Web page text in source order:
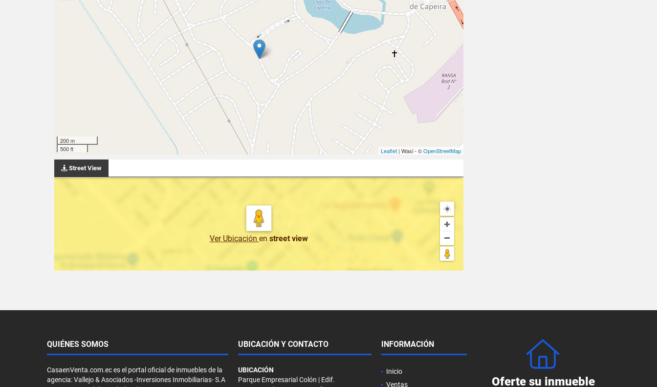
200 m
500 ft
Leaflet| Wasi - ©OpenStreetMap
Street View
Ver Ubicación en street view
QUIÉNES SOMOS
CasaenVenta.com.ec es el portal oficial de inmuebles de la
agencia: Vallejo & Asociados -Inversiones Inmobiliarias- S.A
UBICACIÓN Y CONTACTO
UBICACIÓN
Parque Empresarial Colón | Edif.
INFORMACIÓN
Inicio
Ventas
Oferte su inmueble